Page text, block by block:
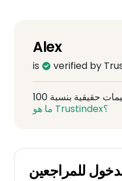
Alex
is verified by
ما هو Trustindex؟
للمراجعين